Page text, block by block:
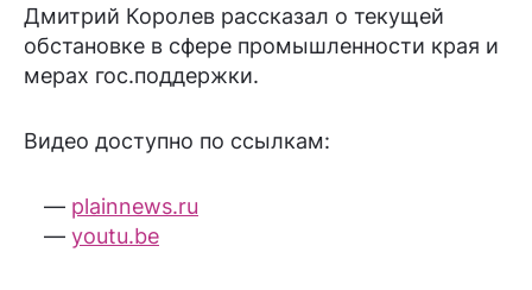
Дмитрий Королев рассказал о текущей
обстановке в сфере промышленности края и
мерах гос.поддержки.
Видео доступно по ссылкам:
plainnews.ru
youtu.be